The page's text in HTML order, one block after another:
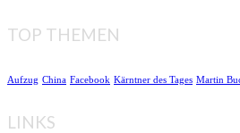
TOP THEMEN
Aufzug China Facebook Kärntner des Tages Martin
LINKS